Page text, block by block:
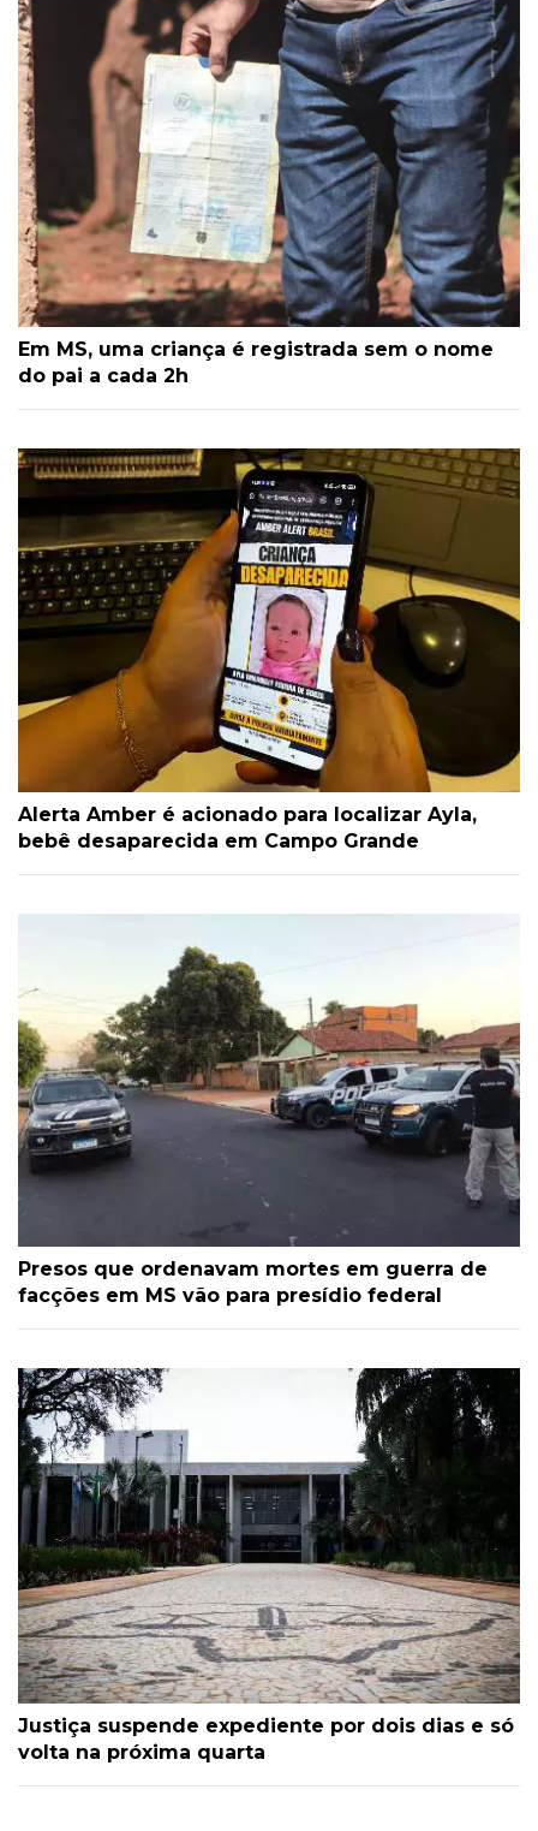
Em MS, uma criança é registrada sem o nome
do pai a cada 2h
Alerta Amber é acionado para localizar Ayla,
bebê desaparecida em Campo Grande
Presos que ordenavam mortes em guerra de
facções em MS vão para presídio federal
Justiça suspende expediente por dois dias e só
volta na próxima quarta